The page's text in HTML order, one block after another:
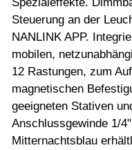
Steuerung an der
NANLINK APP.
mobilen,
12 Rastungen, zum
magnetischen
geeigneten Stativen
Anschlussgewinde 1/
Mitternachtsblau